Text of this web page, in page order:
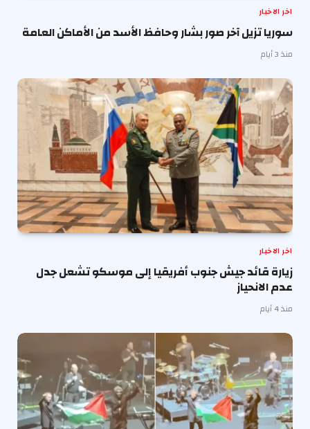
اخر الاخبار
سوريا تزيل آخر صور بشار وحافظ الأسد من الأماكن العامة
منذ 3 أيام
اخر الاخبار
زيارة قائد جيش جنوب أفريقيا إلى موسكو تشعل جدل
عدم الانحياز
منذ 4 أيام